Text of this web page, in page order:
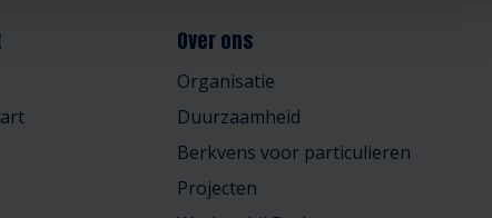
Over ons
Organisatie
Duurzaamheid
Berkvens voor particulieren
Projecten